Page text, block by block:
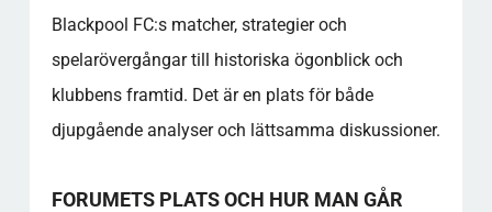
Blackpool FC:s matcher, strategier och
spelarövergångar till historiska ögonblick och
klubbens framtid. Det är en plats för både
djupgående analyser och lättsamma diskussioner.
FORUMETS PLATS OCH HUR MAN GÅR
Vilka nätverksmöjligheter erbjuder forumet?
Hur kan jag som nybörjare få ut det mesta av
forumet?
Populära kategorier